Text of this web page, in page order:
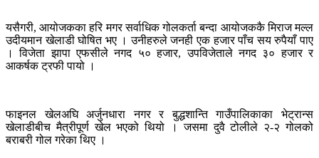
यसैगरी, आयोजकका हरि मगर सर्वाधिक गोलकर्ता बन्दा आयोजककै मिराज मल्ल
उदीयमान खेलाडी घोषित भए । उनीहरुले जनही एक हजार पाँच सय रुपैयाँ पाए
। विजेता झापा एफसीले नगद ५० हजार, उपविजेताले नगद ३० हजार र
आकर्षक ट्रफी पायो ।
फाइनल खेलअघि अर्जुनधारा नगर र बुद्धशान्ति गाउँपालिकाका भेट्रान्स
खेलाडीबीच मैत्रीपूर्ण खेल भएको थियो । जसमा दुवै टोलीले २-२ गोलको
बराबरी गोल गरेका थिए ।